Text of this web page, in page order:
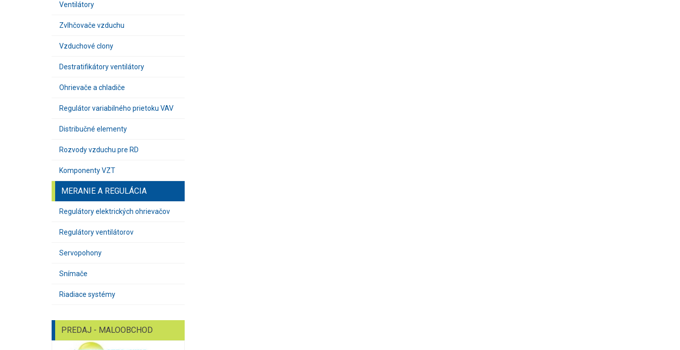
Ventilátory
Zvlhčovače vzduchu
Vzduchové clony
Destratifikátory ventilátory
Ohrievače a chladiče
Regulátor variabilného prietoku VAV
Distribučné elementy
Rozvody vzduchu pre RD
Komponenty VZT
MERANIE A REGULÁCIA
Regulátory elektrických ohrievačov
Regulátory ventilátorov
Servopohony
Snímače
Riadiace systémy
PREDAJ - MALOOBCHOD